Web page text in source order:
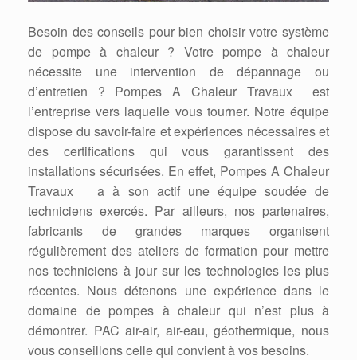
Besoin des conseils pour bien choisir votre système
de pompe à chaleur ? Votre pompe à chaleur
nécessite une intervention de dépannage ou
d’entretien ? Pompes A Chaleur Travaux est
l’entreprise vers laquelle vous tourner. Notre équipe
dispose du savoir-faire et expériences nécessaires et
des certifications qui vous garantissent des
installations sécurisées. En effet, Pompes A Chaleur
Travaux a à son actif une équipe soudée de
techniciens exercés. Par ailleurs, nos partenaires,
fabricants de grandes marques organisent
régulièrement des ateliers de formation pour mettre
nos techniciens à jour sur les technologies les plus
récentes. Nous détenons une expérience dans le
domaine de pompes à chaleur qui n’est plus à
démontrer. PAC air-air, air-eau, géothermique, nous
vous conseillons celle qui convient à vos besoins.